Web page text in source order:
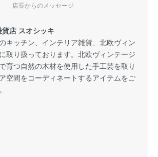
店長からのメッセージ
店 スオシッキ
キッチン、インテリア雑貨、北欧ヴィン
取り扱っております。北欧ヴィンテージ
育つ自然の木材を使用した手工芸を取り
空間をコーディネートするアイテムをご